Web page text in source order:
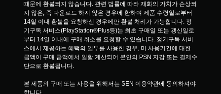
때문에 환불되지 않습니다. 관련 법률에 따라 재화의 가치가 손상되
지 않은, 즉 다운로드 하지 않은 경우에 한하여 제품 수령일로부터
14일 이내 환불을 요청하신 경우에만 환불 처리가 가능합니다. 정
기구독 서비스(PlayStation®Plus등)는 최초 구매일 또는 갱신일로
부터 14일 이내에 구매 취소를 요청할 수 있습니다. 정기구독 서비
스에서 제공하는 혜택의 일부를 사용한 경우, 미 사용기간에 대한
금액이 구매 금액에서 일할 계산되어 본인의 PSN 지갑 또는 결제수
단으로 환불됩니다.
본 제품의 구매 또는 사용을 위해서는 SEN 이용약관에 동의하셔야
합니다.